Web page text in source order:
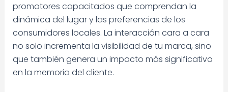
promotores capacitados que comprendan la
dinámica del lugar y las preferencias de los
consumidores locales. La interacción cara a cara
no solo incrementa la visibilidad de tu marca, sino
que también genera un impacto más significativo
en la memoria del cliente.